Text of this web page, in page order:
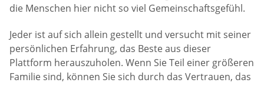
die Menschen hier nicht so viel Gemeinschaftsgefühl.
Jeder ist auf sich allein gestellt und versucht mit seiner
persönlichen Erfahrung, das Beste aus dieser
Plattform herauszuholen. Wenn Sie Teil einer größeren
Familie sind, können Sie sich durch das Vertrauen, das